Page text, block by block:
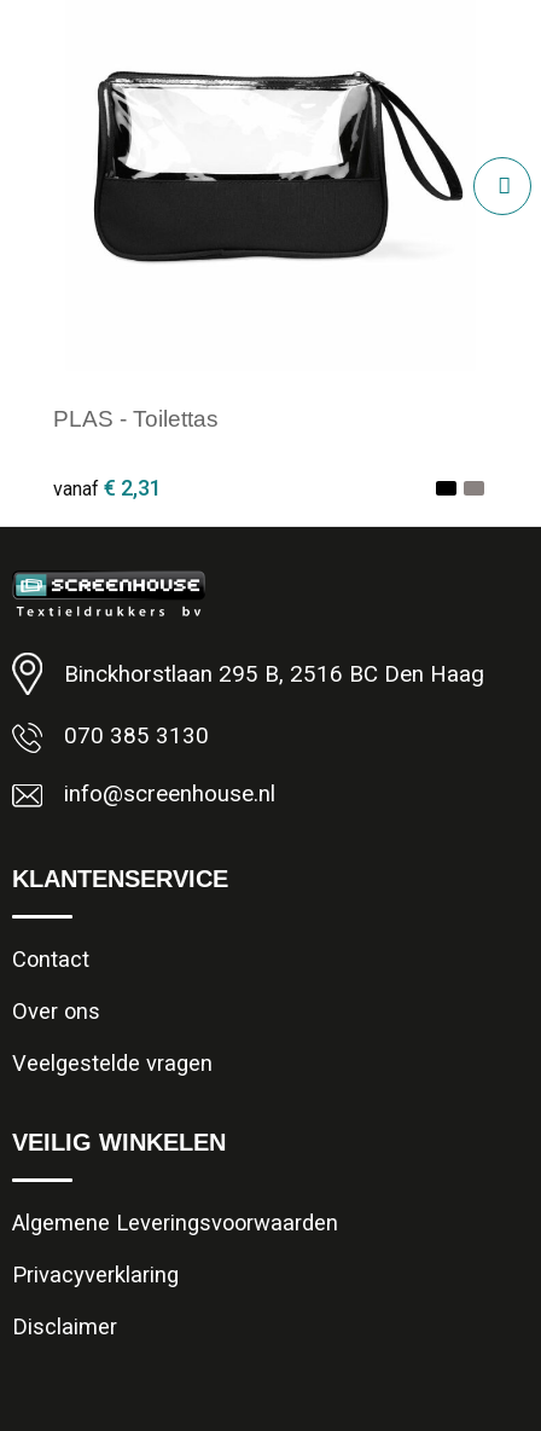
PLAS - Toilettas
vanaf € 2,31
Minimale afname: 1
Binckhorstlaan 295 B, 2516 BC Den Haag
070 385 3130
info@screenhouse.nl
KLANTENSERVICE
Contact
Over ons
Veelgestelde vragen
VEILIG WINKELEN
Algemene Leveringsvoorwaarden
Privacyverklaring
Disclaimer